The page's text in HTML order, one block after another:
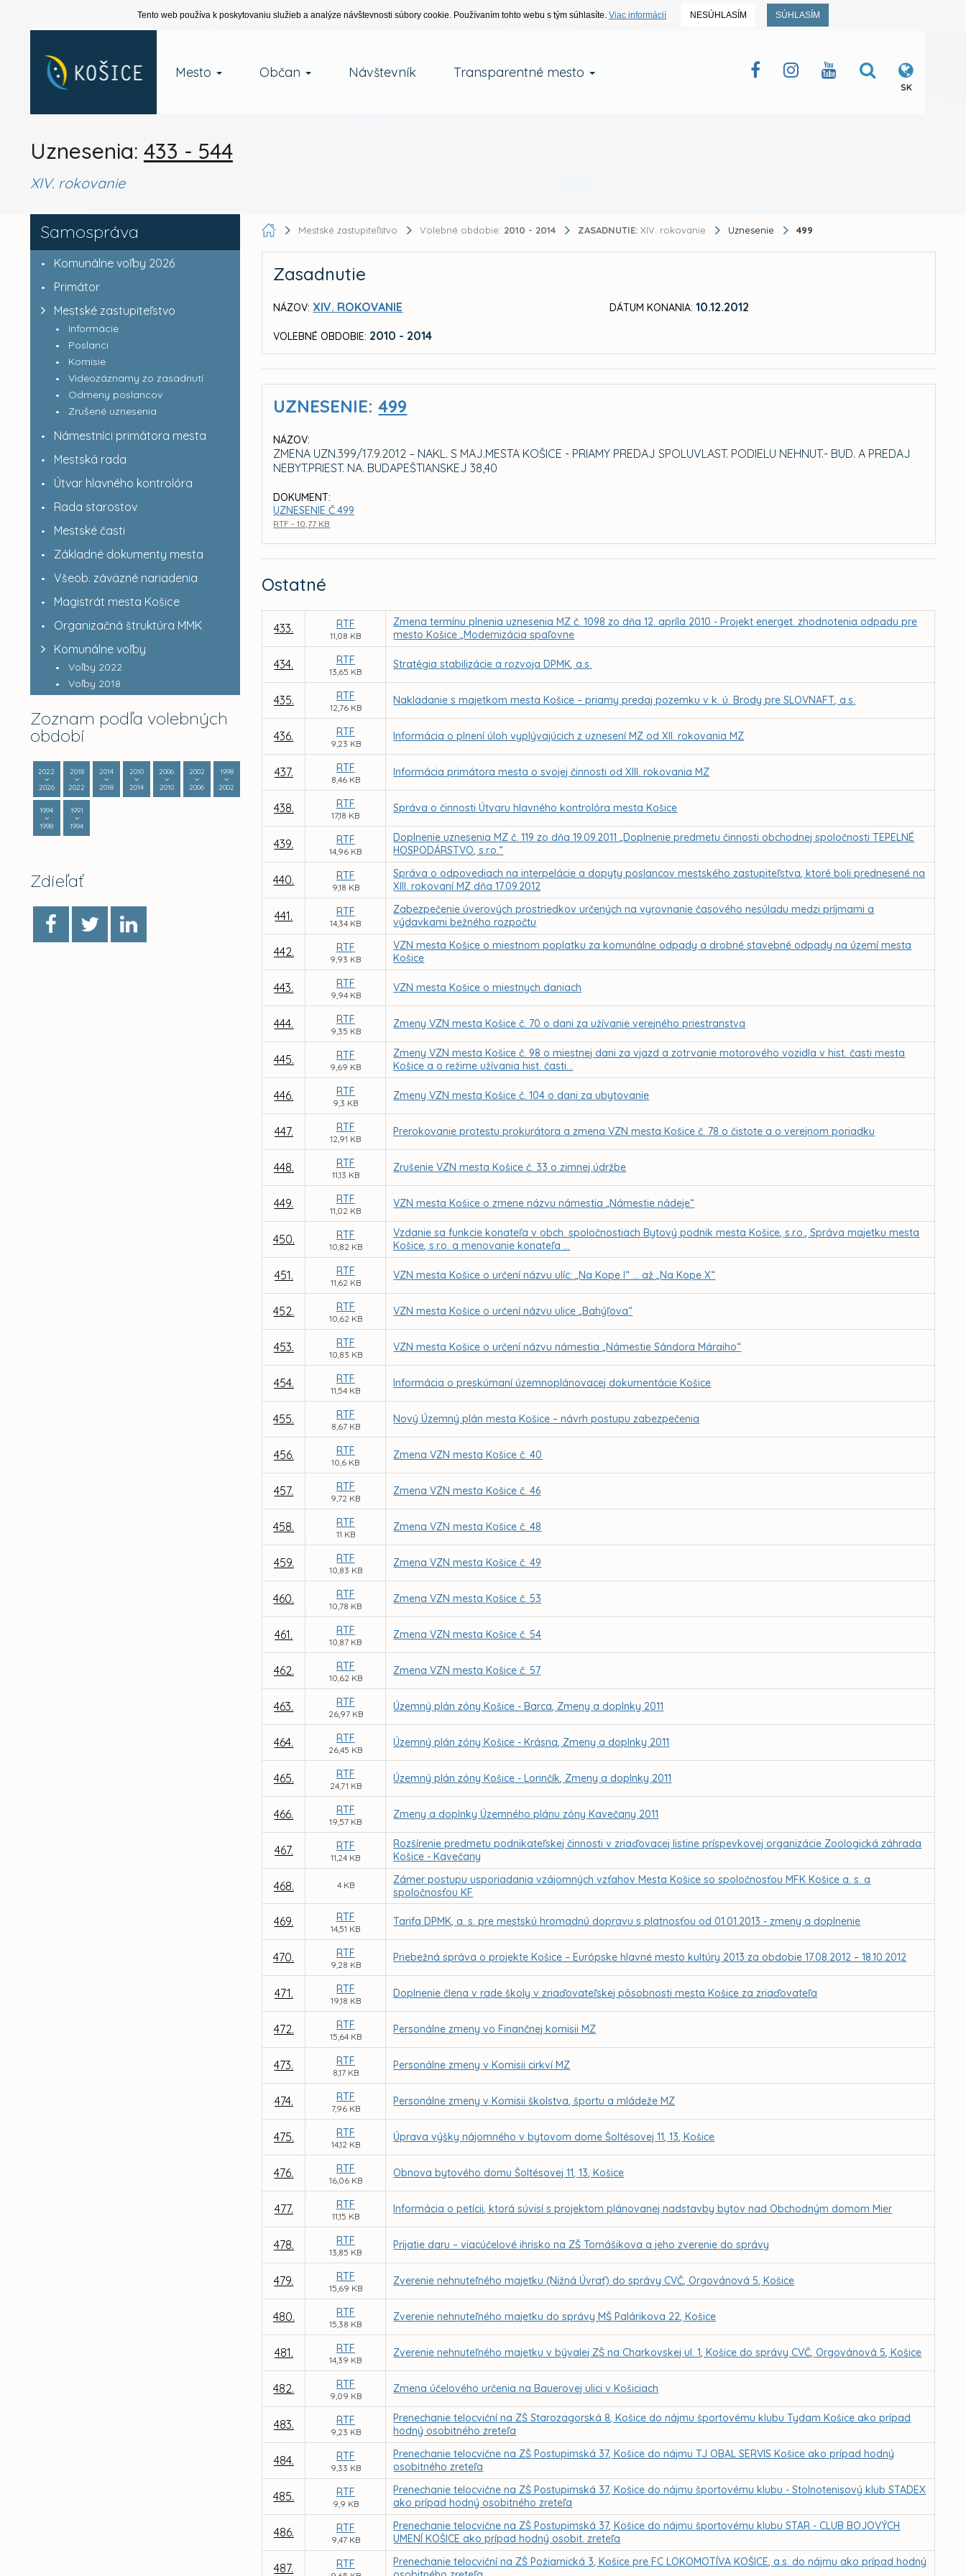
Tento web používa k poskytovaniu služieb a analýze návštevnosti súbory cookie. Používaním tohto webu s tým súhlasíte. Viac informácií NESÚHLASÍM SÚHLASÍM
Mesto Občan Návštevník Transparentné mesto
SK
Uznesenia: 433 - 544
XIV. rokovanie
Samospráva
Komunálne voľby 2026
Primátor
Mestské zastupiteľstvo
Informácie
Poslanci
Komisie
Videozáznamy zo zasadnutí
Odmeny poslancov
Zrušené uznesenia
Námestníci primátora mesta
Mestská rada
Útvar hlavného kontrolóra
Rada starostov
Mestské časti
Základné dokumenty mesta
Všeob. záväzné nariadenia
Magistrát mesta Košice
Organizačná štruktúra MMK
Komunálne voľby
Voľby 2022
Voľby 2018
Zoznam podľa volebných
období
2022
2026
2018
2022
2014
2018
2010
2014
2006
2010
2002
2006
1998
2002
1994
1998
1991
1994
Zdieľať
Mestské zastupiteľstvo Volebné obdobie: 2010 - 2014 ZASADNUTIE: XIV. rokovanie Uznesenie 499
Zasadnutie
NÁZOV: XIV. ROKOVANIE
VOLEBNÉ OBDOBIE: 2010 - 2014
DÁTUM KONANIA: 10.12.2012
UZNESENIE:499
NÁZOV:
ZMENA UZN.399/17.9.2012 – NAKL. S MAJ.MESTA KOŠICE - PRIAMY PREDAJ SPOLUVLAST. PODIELU NEHNUT.- BUD. A PREDAJ
NEBYT.PRIEST. NA. BUDAPEŠTIANSKEJ 38,40
DOKUMENT:
UZNESENIE Č.499
RTF - 10,77 KB
Ostatné
433. RTF
11,08 KB
Zmena termínu plnenia uznesenia MZ č. 1098 zo dňa 12. apríla 2010 - Projekt energet. zhodnotenia odpadu pre
mesto Košice „Modernizácia spaľovne
434. RTF
13,65 KB
Stratégia stabilizácie a rozvoja DPMK, a.s.
435. RTF
12,76 KB
Nakladanie s majetkom mesta Košice – priamy predaj pozemku v k. ú. Brody pre SLOVNAFT, a.s.
436. RTF
9,23 KB
Informácia o plnení úloh vyplývajúcich z uznesení MZ od XII. rokovania MZ
437. RTF
8,46 KB
Informácia primátora mesta o svojej činnosti od XIII. rokovania MZ
438. RTF
17,18 KB
Správa o činnosti Útvaru hlavného kontrolóra mesta Košice
439. RTF
14,96 KB
Doplnenie uznesenia MZ č. 119 zo dňa 19.09.2011 „Doplnenie predmetu činnosti obchodnej spoločnosti TEPELNÉ
HOSPODÁRSTVO, s.r.o.“
440. RTF
9,18 KB
Správa o odpovediach na interpelácie a dopyty poslancov mestského zastupiteľstva, ktoré boli prednesené na
XIII. rokovaní MZ dňa 17.09.2012
441. RTF
14,34 KB
Zabezpečenie úverových prostriedkov určených na vyrovnanie časového nesúladu medzi príjmami a
výdavkami bežného rozpočtu
442. RTF
9,93 KB
VZN mesta Košice o miestnom poplatku za komunálne odpady a drobné stavebné odpady na území mesta
Košice
443. RTF
9,94 KB
VZN mesta Košice o miestnych daniach
444. RTF
9,35 KB
Zmeny VZN mesta Košice č. 70 o dani za užívanie verejného priestranstva
445. RTF
9,69 KB
Zmeny VZN mesta Košice č. 98 o miestnej dani za vjazd a zotrvanie motorového vozidla v hist. časti mesta
Košice a o režime užívania hist. časti...
446. RTF
9,3 KB
Zmeny VZN mesta Košice č. 104 o dani za ubytovanie
447. RTF
12,91 KB
Prerokovanie protestu prokurátora a zmena VZN mesta Košice č. 78 o čistote a o verejnom poriadku
448. RTF
11,13 KB
Zrušenie VZN mesta Košice č. 33 o zimnej údržbe
449. RTF
11,02 KB
VZN mesta Košice o zmene názvu námestia „Námestie nádeje“
450. RTF
10,82 KB
Vzdanie sa funkcie konateľa v obch. spoločnostiach Bytový podnik mesta Košice, s.r.o., Správa majetku mesta
Košice, s.r.o. a menovanie konateľa ...
451. RTF
11,62 KB
VZN mesta Košice o určení názvu ulíc: „Na Kope I“ ... až „Na Kope X“
452. RTF
10,62 KB
VZN mesta Košice o určení názvu ulice „Bahýľova“
453. RTF
10,83 KB
VZN mesta Košice o určení názvu námestia „Námestie Sándora Máraiho“
454. RTF
11,54 KB
Informácia o preskúmaní územnoplánovacej dokumentácie Košice
455. RTF
8,67 KB
Nový Územný plán mesta Košice – návrh postupu zabezpečenia
456. RTF
10,6 KB
Zmena VZN mesta Košice č. 40
457. RTF
9,72 KB
Zmena VZN mesta Košice č. 46
458. RTF
11 KB
Zmena VZN mesta Košice č. 48
459. RTF
10,83 KB
Zmena VZN mesta Košice č. 49
460. RTF
10,78 KB
Zmena VZN mesta Košice č. 53
461. RTF
10,87 KB
Zmena VZN mesta Košice č. 54
462. RTF
10,62 KB
Zmena VZN mesta Košice č. 57
463. RTF
26,97 KB
Územný plán zóny Košice - Barca, Zmeny a doplnky 2011
464. RTF
26,45 KB
Územný plán zóny Košice - Krásna, Zmeny a doplnky 2011
465. RTF
24,71 KB
Územný plán zóny Košice - Lorinčík, Zmeny a doplnky 2011
466. RTF
19,57 KB
Zmeny a doplnky Územného plánu zóny Kavečany 2011
467. RTF
11,24 KB
Rozšírenie predmetu podnikateľskej činnosti v zriaďovacej listine príspevkovej organizácie Zoologická záhrada
Košice - Kavečany
468. 4 KB
Zámer postupu usporiadania vzájomných vzťahov Mesta Košice so spoločnosťou MFK Košice a. s. a
spoločnosťou KF
469. RTF
14,51 KB
Tarifa DPMK, a. s. pre mestskú hromadnú dopravu s platnosťou od 01.01.2013 - zmeny a doplnenie
470. RTF
9,28 KB
Priebežná správa o projekte Košice – Európske hlavné mesto kultúry 2013 za obdobie 17.08.2012 – 18.10.2012
471. RTF
19,18 KB
Doplnenie člena v rade školy v zriaďovateľskej pôsobnosti mesta Košice za zriaďovateľa
472. RTF
15,64 KB
Personálne zmeny vo Finančnej komisii MZ
473. RTF
8,17 KB
Personálne zmeny v Komisii cirkví MZ
474. RTF
7,96 KB
Personálne zmeny v Komisii školstva, športu a mládeže MZ
475. RTF
14,12 KB
Úprava výšky nájomného v bytovom dome Šoltésovej 11, 13, Košice
476. RTF
16,06 KB
Obnova bytového domu Šoltésovej 11, 13, Košice
477. RTF
11,15 KB
Informácia o petícii, ktorá súvisí s projektom plánovanej nadstavby bytov nad Obchodným domom Mier
478. RTF
13,85 KB
Prijatie daru – viacúčelové ihrisko na ZŠ Tomášikova a jeho zverenie do správy
479. RTF
15,69 KB
Zverenie nehnuteľného majetku (Nižná Úvrať) do správy CVČ, Orgovánová 5, Košice
480. RTF
15,38 KB
Zverenie nehnuteľného majetku do správy MŠ Palárikova 22, Košice
481. RTF
14,39 KB
Zverenie nehnuteľného majetku v bývalej ZŠ na Charkovskej ul. 1, Košice do správy CVČ, Orgovánová 5, Košice
482. RTF
9,09 KB
Zmena účelového určenia na Bauerovej ulici v Košiciach
483. RTF
9,23 KB
Prenechanie telocviční na ZŠ Starozagorská 8, Košice do nájmu športovému klubu Tydam Košice ako prípad
hodný osobitného zreteľa
484. RTF
9,33 KB
Prenechanie telocvične na ZŠ Postupimská 37, Košice do nájmu TJ OBAL SERVIS Košice ako prípad hodný
osobitného zreteľa
485. RTF
9,9 KB
Prenechanie telocvične na ZŠ Postupimská 37, Košice do nájmu športovému klubu - Stolnotenisový klub STADEX
ako prípad hodný osobitného zreteľa
486. RTF
9,47 KB
Prenechanie telocvične na ZŠ Postupimská 37, Košice do nájmu športovému klubu STAR - CLUB BOJOVÝCH
UMENÍ KOŠICE ako prípad hodný osobit. zreteľa
487. RTF
Prenechanie telocviční na ZŠ Požiarnická 3, Košice pre FC LOKOMOTÍVA KOŠICE, a.s. do nájmu ako prípad hodný